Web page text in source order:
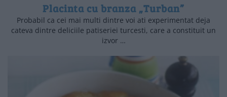
Placinta cu branza „Turban”
Probabil ca cei mai multi dintre voi ati experimentat deja
cateva dintre deliciile patiseriei turcesti, care a constituit un
izvor …